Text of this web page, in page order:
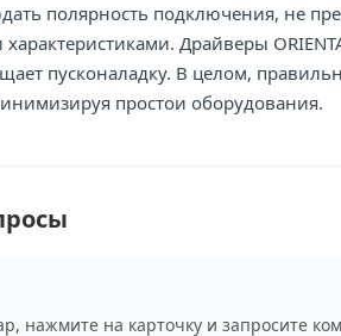
полярность подключения, не
Драйверы
пусконаладку. В целом,
простои оборудования.
нажмите на карточку и запросите